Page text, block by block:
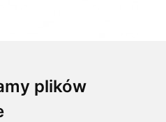
plików
- 13 szt. (Ks. Warszawskie)